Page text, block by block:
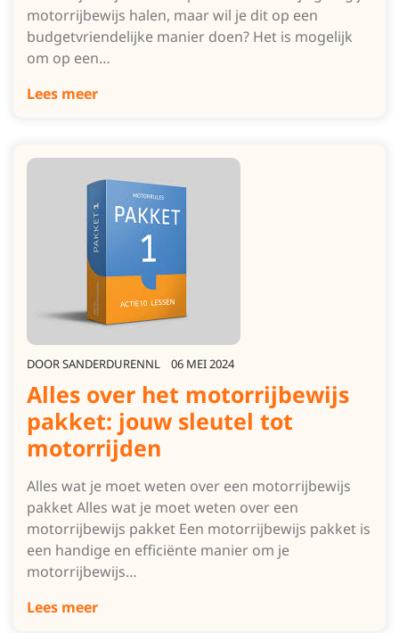
motorrijbewijs halen, maar wil je dit op een
budgetvriendelijke manier doen? Het is mogelijk
om op een…
Lees meer
DOORSANDERDURENNL 06 MEI 2024
Alles over het motorrijbewijs
pakket: jouw sleutel tot
motorrijden
Alles wat je moet weten over een motorrijbewijs
pakket Alles wat je moet weten over een
motorrijbewijs pakket Een motorrijbewijs pakket is
een handige en efficiënte manier om je
motorrijbewijs…
Lees meer